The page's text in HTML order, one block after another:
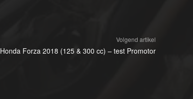
Volgend artikel
Honda Forza 2018 (125 & 300 cc) – test Promotor